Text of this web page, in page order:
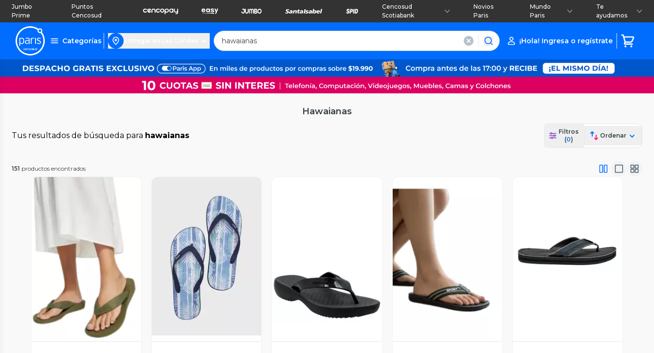
Jumbo
Prime
Puntos
Cencosud
Cencosud
Scotiabank
Novios
Paris
Mundo
Paris
Te
ayudamos
Categorías ¡Hola! Ingresa o regístrate
Hawaianas
Tus resultados de búsqueda para hawaianas
Filtros
(0)
Ordenar
151 productos encontrados
Vista Previa Vista Previa Vista Previa
Vista Previa